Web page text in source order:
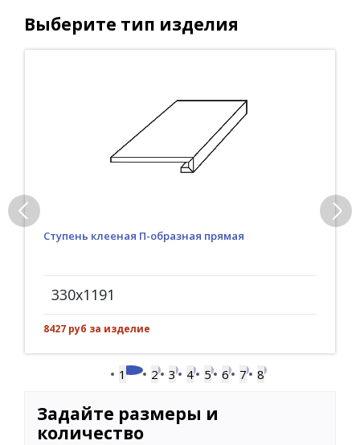
Выберите тип изделия
Ступень клееная П-образная прямая
330x1191
8427 руб за изделие
1 2 3 4 5 6 7 8
Задайте размеры и
количество